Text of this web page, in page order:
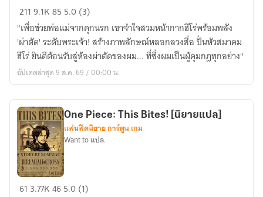
MHA:
Horizon
หัตถ์
พระเจ้า
ผ่า
ฮีโร่
[นิยาย
แปล]
2119.1K85 5.0 (3)
"เพื่อช่วยพ่อแม่จากคุกนรก เขาจำใจสวมหน้ากากฮีโร่พร้อมพลัง
'ผ่าตัด' ระดับพระเจ้า! สร้างภาพลักษณ์หลอกลวงสื่อ ปั่นหัวสมาคม
ฮีโร่ ยินดีต้อนรับสู่ห้องผ่าตัดของผม... ที่ซึ่งผมเป็นผู้คุมกฎทุกอย่าง"
อัปเดตล่าสุด 9 ส.ค. 69 / 00:00 น.
One
One Piece: This Bites! [นิยายแปล]
แฟนฟิคนิยาย การ์ตูน เกม
Want to แปล.
61 3.77K465.0 (1)